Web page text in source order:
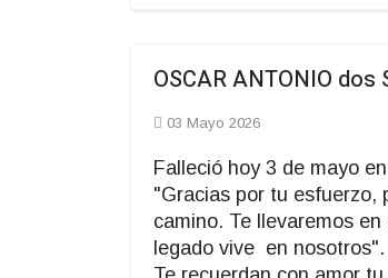
OSCAR ANTONIO dos
03 Mayo 2026
Falleció hoy 3 de mayo
"Gracias por tu esfuerzo,
camino. Te llevaremos
legado vive en nosotros".